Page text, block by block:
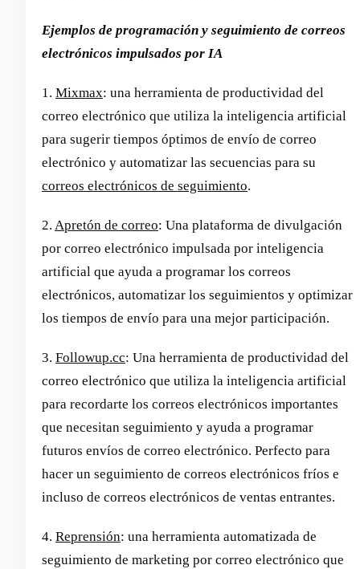
Ejemplos de programación y seguimiento de correos
electrónicos impulsados por IA
1. Mixmax: una herramienta de productividad del
correo electrónico que utiliza la inteligencia artificial
para sugerir tiempos óptimos de envío de correo
electrónico y automatizar las secuencias para su
correos electrónicos de seguimiento.
2. Apretón de correo: Una plataforma de divulgación
por correo electrónico impulsada por inteligencia
artificial que ayuda a programar los correos
electrónicos, automatizar los seguimientos y optimizar
los tiempos de envío para una mejor participación.
3. Followup.cc: Una herramienta de productividad del
correo electrónico que utiliza la inteligencia artificial
para recordarte los correos electrónicos importantes
que necesitan seguimiento y ayuda a programar
futuros envíos de correo electrónico. Perfecto para
hacer un seguimiento de correos electrónicos fríos e
incluso de correos electrónicos de ventas entrantes.
4. Reprensión: una herramienta automatizada de
seguimiento de marketing por correo electrónico que